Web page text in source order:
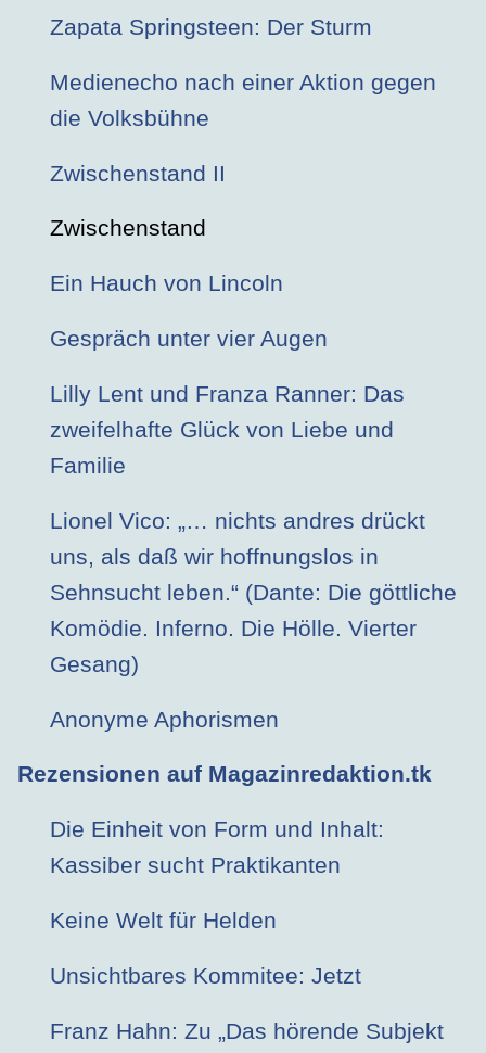
Zapata Springsteen: Der Sturm
Medienecho nach einer Aktion gegen
die Volksbühne
Zwischenstand II
Zwischenstand
Ein Hauch von Lincoln
Gespräch unter vier Augen
Lilly Lent und Franza Ranner: Das
zweifelhafte Glück von Liebe und
Familie
Lionel Vico: „… nichts andres drückt
uns, als daß wir hoffnungslos in
Sehnsucht leben.“ (Dante: Die göttliche
Komödie. Inferno. Die Hölle. Vierter
Gesang)
Anonyme Aphorismen
Rezensionen auf Magazinredaktion.tk
Die Einheit von Form und Inhalt:
Kassiber sucht Praktikanten
Keine Welt für Helden
Unsichtbares Kommitee: Jetzt
Franz Hahn: Zu „Das hörende Subjekt